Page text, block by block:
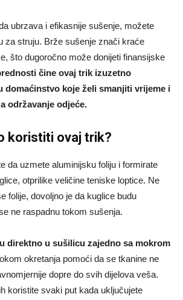
ubrzava i efikasnije sušenje, možete
za struju. Brže sušenje znači kraće
što dugoročno može donijeti finansijske
čine ovaj trik izuzetno
domaćinstvo koje želi smanjiti vrijeme i
održavanje odjeće.
koristiti ovaj trik?
da uzmete aluminijsku foliju i formirate
otprilike veličine teniske loptice. Ne
folije, dovoljno je da kuglice budu
ne raspadnu tokom sušenja.
direktno u sušilicu zajedno sa mokrom
okretanja pomoći da se tkanine ne
dopre do svih dijelova veša.
koristite svaki put kada uključujete